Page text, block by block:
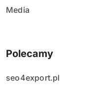
Media
Polecamy
seo4export.pl